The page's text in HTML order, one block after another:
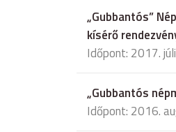
„Gubbantós”
kísérő
Időpont: 2017.
„Gubbantós
Időpont: 2016.